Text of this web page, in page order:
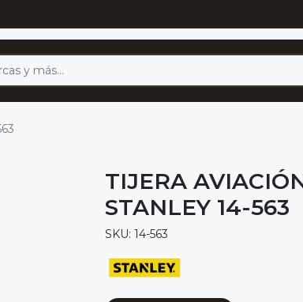
TIJERA
STANLEY 14-563
SKU: 14-563